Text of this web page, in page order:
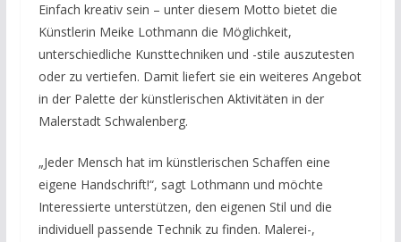
Einfach kreativ sein – unter diesem Motto bietet die
Künstlerin Meike Lothmann die Möglichkeit,
unterschiedliche Kunsttechniken und -stile auszutesten
oder zu vertiefen. Damit liefert sie ein weiteres Angebot
in der Palette der künstlerischen Aktivitäten in der
Malerstadt Schwalenberg.
„Jeder Mensch hat im künstlerischen Schaffen eine
eigene Handschrift!“, sagt Lothmann und möchte
Interessierte unterstützen, den eigenen Stil und die
individuell passende Technik zu finden. Malerei-,